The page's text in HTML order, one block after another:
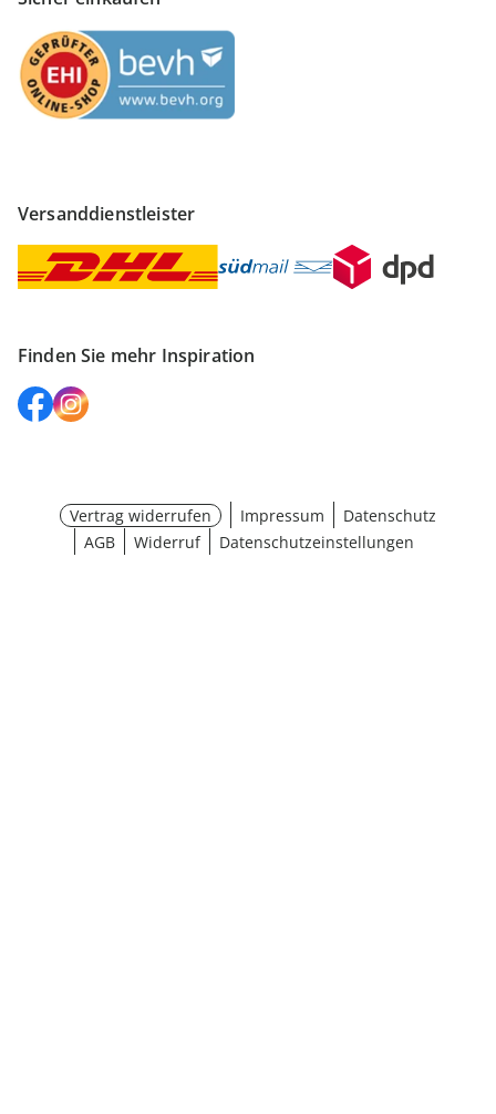
Versanddienstleister
Finden Sie mehr Inspiration
Vertrag widerrufen Impressum
Datenschutz
AGB
Widerruf Datenschutzeinstellungen